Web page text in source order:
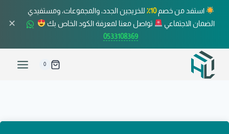
استفد من خصم10٪
للخريجين الجدد، والمجموعات، ومستفيدي
الضمان الاجتماعي
تواصل معنا لمعرفة الكود الخاص بك
0533108369
✕
0